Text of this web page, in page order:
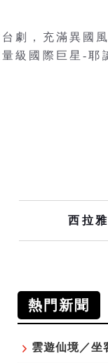
劇，充滿異國
級國際巨星-耶
西拉
熱門新聞
雲遊仙境／坐